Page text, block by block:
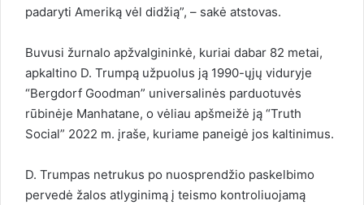
padaryti Ameriką vėl didžią”, – sakė atstovas.
Buvusi žurnalo apžvalgininkė, kuriai dabar 82 metai,
apkaltino D. Trumpą užpuolus ją 1990-ųjų viduryje
“Bergdorf Goodman” universalinės parduotuvės
rūbinėje Manhatane, o vėliau apšmeižė ją “Truth
Social” 2022 m. įraše, kuriame paneigė jos kaltinimus.
D. Trumpas netrukus po nuosprendžio paskelbimo
pervedė žalos atlyginimą į teismo kontroliuojamą